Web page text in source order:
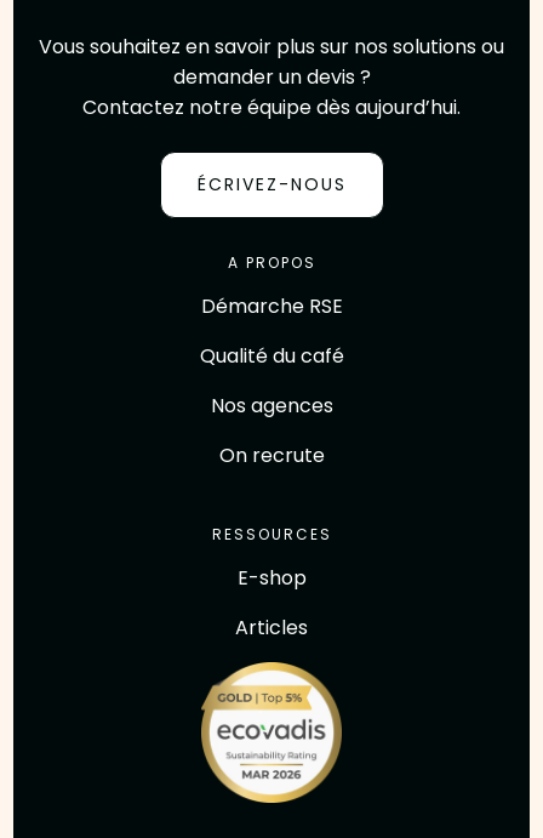
Vous souhaitez en savoir plus sur nos solutions ou
demander un devis ?
Contactez notre équipe dès aujourd’hui.
ÉCRIVEZ-NOUS
A PROPOS
Démarche RSE
Qualité du café
Nos agences
On recrute
RESSOURCES
E-shop
Articles